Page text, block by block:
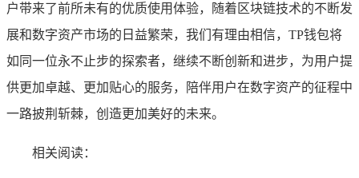
户带来了前所未有的优质使用体验，随着区块链技术的不断发
展和数字资产市场的日益繁荣，我们有理由相信，TP钱包将
如同一位永不止步的探索者，继续不断创新和进步，为用户提
供更加卓越、更加贴心的服务，陪伴用户在数字资产的征程中
一路披荆斩棘，创造更加美好的未来。
相关阅读：